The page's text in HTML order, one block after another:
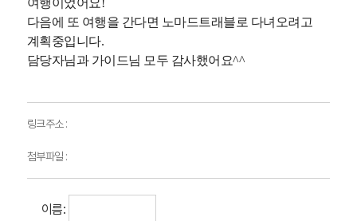
여행이었어요!
다음에 또 여행을 간다면 노마드트래블로 다녀오려고
계획중입니다.
담당자님과 가이드님 모두 감사했어요^^
링크주소 :
첨부파일 :
이름: